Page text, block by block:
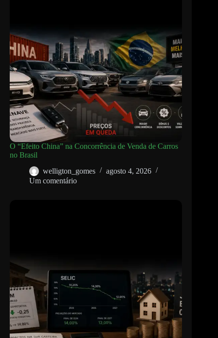
O “Efeito China” na Concorrência de Venda de Carros
no Brasil
welligton_gomes
agosto 4, 2026
Um comentário